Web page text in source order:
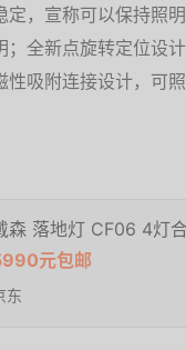
定，宣称可以保持照
；全新点旋转定位设
吸附连接设计，可
森 落地灯 CF06 4灯
元包邮
东